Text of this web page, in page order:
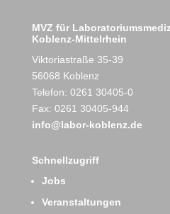
MVZ für
Koblenz-Mittelrhein
Viktoriastraße 35-39
56068 Koblenz
Telefon: 0261 30405-0
Fax: 0261 30405-944
info@labor-koblenz.de
Schnellzugriff
Jobs
Veranstaltungen